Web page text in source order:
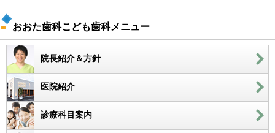
おおた歯科こども歯科メニュー
院長紹介＆方針
医院紹介
診療科目案内